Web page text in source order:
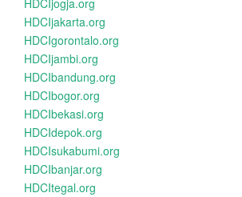
HDCIjogja.org
HDCIjakarta.org
HDCIgorontalo.org
HDCIjambi.org
HDCIbandung.org
HDCIbogor.org
HDCIbekasi.org
HDCIdepok.org
HDCIsukabumi.org
HDCIbanjar.org
HDCItegal.org